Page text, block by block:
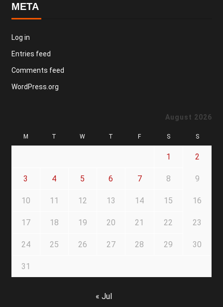
META
Log in
Entries feed
Comments feed
WordPress.org
August 2026
M T W T F S S
1 2
3 4 5 6 7 8 9
10 11 12 13 14 15 16
17 18 19 20 21 22 23
24 25 26 27 28 29 30
31
« Jul